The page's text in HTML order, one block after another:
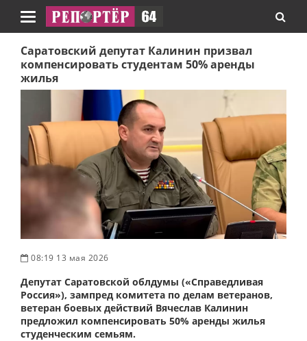
Навигация
Саратовский депутат Калинин призвал
компенсировать студентам 50% аренды
жилья
08:19 13 мая 2026
Депутат Саратовской облдумы («Справедливая
Россия»), зампред комитета по делам ветеранов,
ветеран боевых действий Вячеслав Калинин
предложил компенсировать 50% аренды жилья
студенческим семьям.